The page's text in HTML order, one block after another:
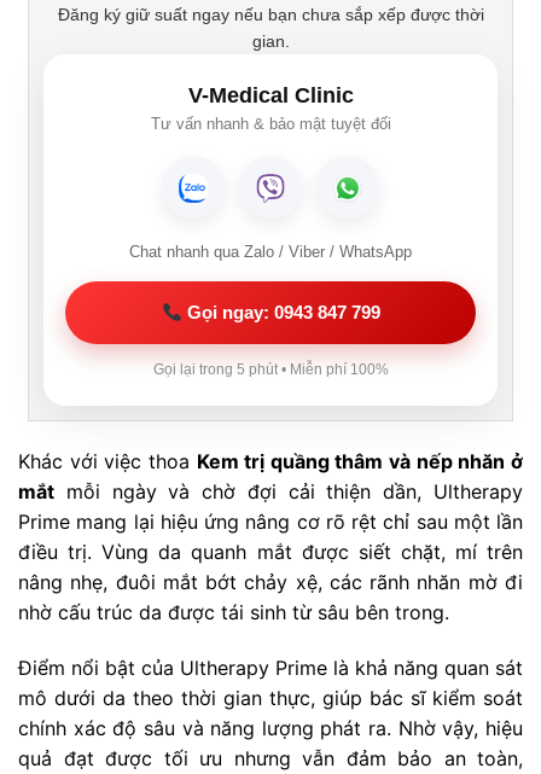
Đăng ký giữ suất ngay nếu bạn chưa sắp xếp được thời
gian.
V-Medical Clinic
Tư vấn nhanh & bảo mật tuyệt đối
Chat nhanh qua Zalo / Viber / WhatsApp
Gọi ngay: 0943 847 799
Gọi lại trong 5 phút • Miễn phí 100%
Khác với việc thoa Kem trị quầng thâm và nếp nhăn ở
mắt mỗi ngày và chờ đợi cải thiện dần, Ultherapy
Prime mang lại hiệu ứng nâng cơ rõ rệt chỉ sau một lần
điều trị. Vùng da quanh mắt được siết chặt, mí trên
nâng nhẹ, đuôi mắt bớt chảy xệ, các rãnh nhăn mờ đi
nhờ cấu trúc da được tái sinh từ sâu bên trong.
Điểm nổi bật của Ultherapy Prime là khả năng quan sát
mô dưới da theo thời gian thực, giúp bác sĩ kiểm soát
chính xác độ sâu và năng lượng phát ra. Nhờ vậy, hiệu
quả đạt được tối ưu nhưng vẫn đảm bảo an toàn,